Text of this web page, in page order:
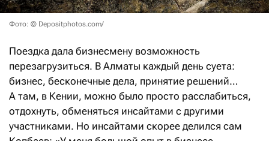
Фото: © Depositphotos.com/
Поездка дала бизнесмену возможность
перезагрузиться. В Алматы каждый день суета:
бизнес, бесконечные дела, принятие решений…
А там, в Кении, можно было просто расслабиться,
отдохнуть, обменяться инсайтами с другими
участниками. Но инсайтами скорее делился сам